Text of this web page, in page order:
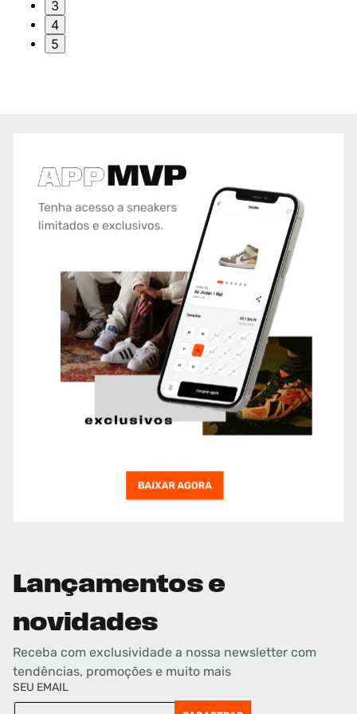
3
4
5
Lançamentos e
novidades
Receba com exclusividade a nossa newsletter com
tendências, promoções e muito mais
SEU EMAIL